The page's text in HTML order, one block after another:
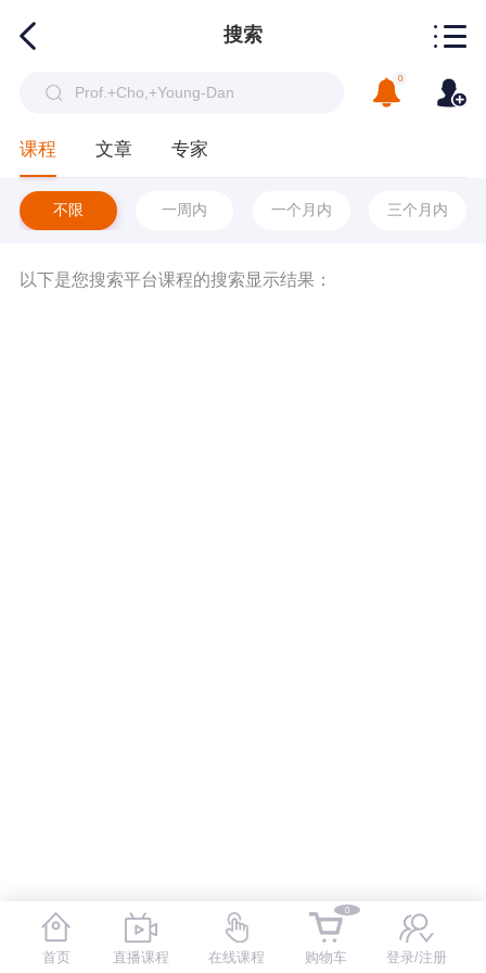
搜索
0
课程 文章 专家
不限 一周内 一个月内 三个月内
以下是您搜索平台课程的搜索显示结果：
首页 直播课程 在线课程
0
购物车 登录/注册